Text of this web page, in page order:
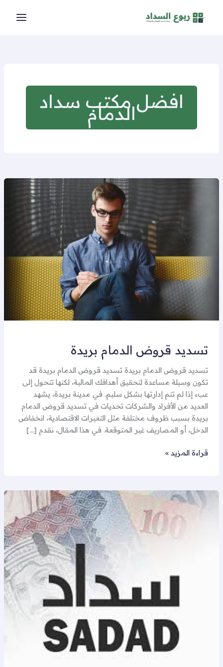
افضل مكتب سداد
الدمام
تسديد قروض الدمام بريدة
تسديد قروض الدمام بريدة تسديد قروض الدمام بريدة قد
تكون وسيلة مساعدة لتحقيق أهدافك المالية، لكنها تتحول إلى
عبء إذا لم تتم إدارتها بشكل سليم. في مدينة بريدة، يشهد
العديد من الأفراد والشركات تحديات في تسديد قروض الدمام
بريدة بسبب ظروف مختلفة مثل التغيرات الاقتصادية، انخفاض
الدخل، أو المصاريف غير المتوقعة. في هذا المقال، نقدم […]
قراءة المزيد »
تسديد
قروض